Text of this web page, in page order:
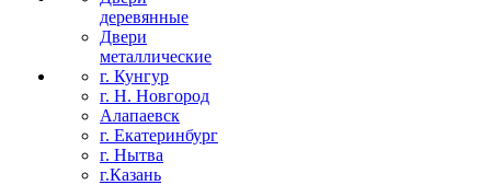
деревянные
Двери
металлические
г. Кунгур
г. Н. Новгород
Алапаевск
г. Екатеринбург
г. Нытва
г.Казань